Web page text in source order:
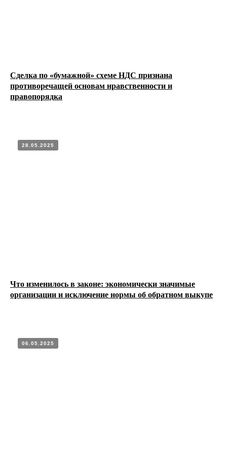
Сделка по «бумажной» схеме НДС признана
противоречащей основам нравственности и
правопорядка
28.05.2025
Что изменилось в законе: экономически значимые
организации и исключение нормы об обратном выкупе
06.05.2025